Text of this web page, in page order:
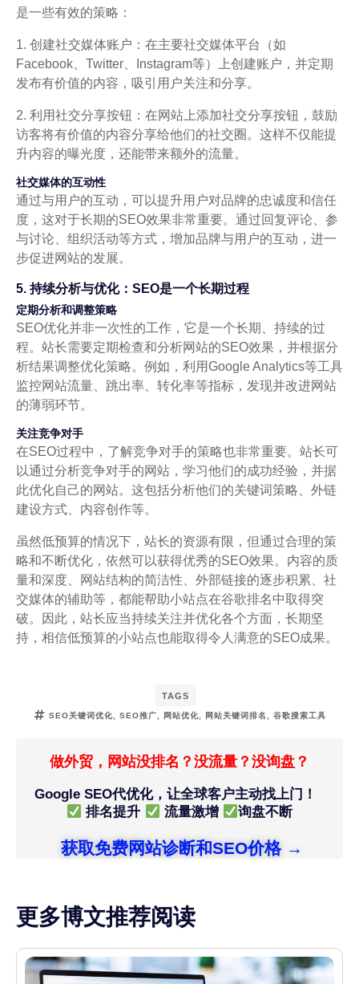
是一些有效的策略：
1. 创建社交媒体账户：在主要社交媒体平台（如
Facebook、Twitter、Instagram等）上创建账户，并定期
发布有价值的内容，吸引用户关注和分享。
2. 利用社交分享按钮：在网站上添加社交分享按钮，鼓励
访客将有价值的内容分享给他们的社交圈。这样不仅能提
升内容的曝光度，还能带来额外的流量。
社交媒体的互动性
通过与用户的互动，可以提升用户对品牌的忠诚度和信任
度，这对于长期的SEO效果非常重要。通过回复评论、参
与讨论、组织活动等方式，增加品牌与用户的互动，进一
步促进网站的发展。
5. 持续分析与优化：SEO是一个长期过程
定期分析和调整策略
SEO优化并非一次性的工作，它是一个长期、持续的过
程。站长需要定期检查和分析网站的SEO效果，并根据分
析结果调整优化策略。例如，利用Google Analytics等工具
监控网站流量、跳出率、转化率等指标，发现并改进网站
的薄弱环节。
关注竞争对手
在SEO过程中，了解竞争对手的策略也非常重要。站长可
以通过分析竞争对手的网站，学习他们的成功经验，并据
此优化自己的网站。这包括分析他们的关键词策略、外链
建设方式、内容创作等。
虽然低预算的情况下，站长的资源有限，但通过合理的策
略和不断优化，依然可以获得优秀的SEO效果。内容的质
量和深度、网站结构的简洁性、外部链接的逐步积累、社
交媒体的辅助等，都能帮助小站点在谷歌排名中取得突
破。因此，站长应当持续关注并优化各个方面，长期坚
持，相信低预算的小站点也能取得令人满意的SEO成果。
TAGS
SEO关键词优化, SEO推广 网站优化, 网站关键词排名 谷歌搜索工具
做外贸，网站没排名？没流量？没询盘？
Google SEO代优化，让全球客户主动找上门！
排名提升
流量激增 询盘不断
获取免费网站诊断和SEO价格 →
更多博文推荐阅读